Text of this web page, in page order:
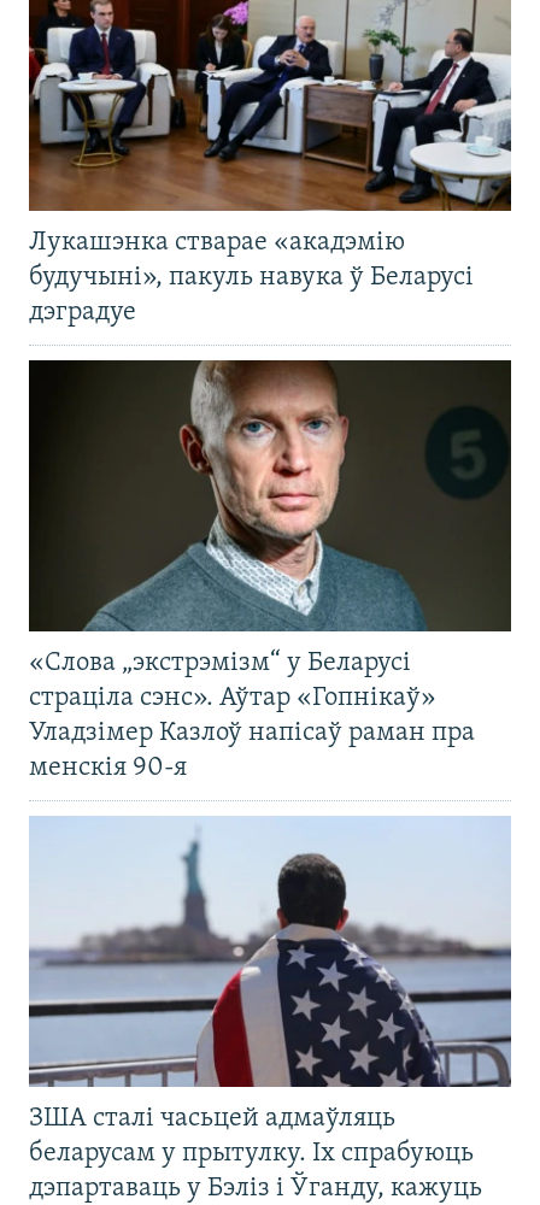
Лукашэнка стварае «акадэмію
будучыні», пакуль навука ў Беларусі
дэградуе
«Слова „экстрэмізм“ у Беларусі
страціла сэнс». Аўтар «Гопнікаў»
Уладзімер Казлоў напісаў раман пра
менскія 90-я
ЗША сталі часьцей адмаўляць
беларусам у прытулку. Іх спрабуюць
дэпартаваць у Бэліз і Ўганду, кажуць